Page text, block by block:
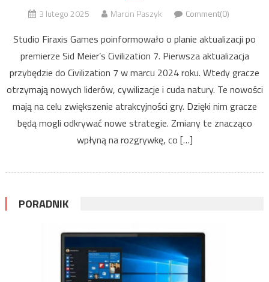
3 lutego 2025 Marcin Paszyk Comment(0)
Studio Firaxis Games poinformowało o planie aktualizacji po
premierze Sid Meier’s Civilization 7. Pierwsza aktualizacja
przybędzie do Civilization 7 w marcu 2024 roku. Wtedy gracze
otrzymają nowych liderów, cywilizacje i cuda natury. Te nowości
mają na celu zwiększenie atrakcyjności gry. Dzięki nim gracze
będą mogli odkrywać nowe strategie. Zmiany te znacząco
wpłyną na rozgrywkę, co […]
PORADNIK